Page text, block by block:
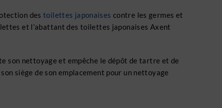
des toilettes japonaises contre les germes et
et l’abattant des toilettes japonaises Axent
son nettoyage et empêche le dépôt de tartre et de
siège de son emplacement pour un nettoyage